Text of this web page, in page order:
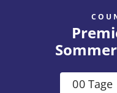
00 Tage